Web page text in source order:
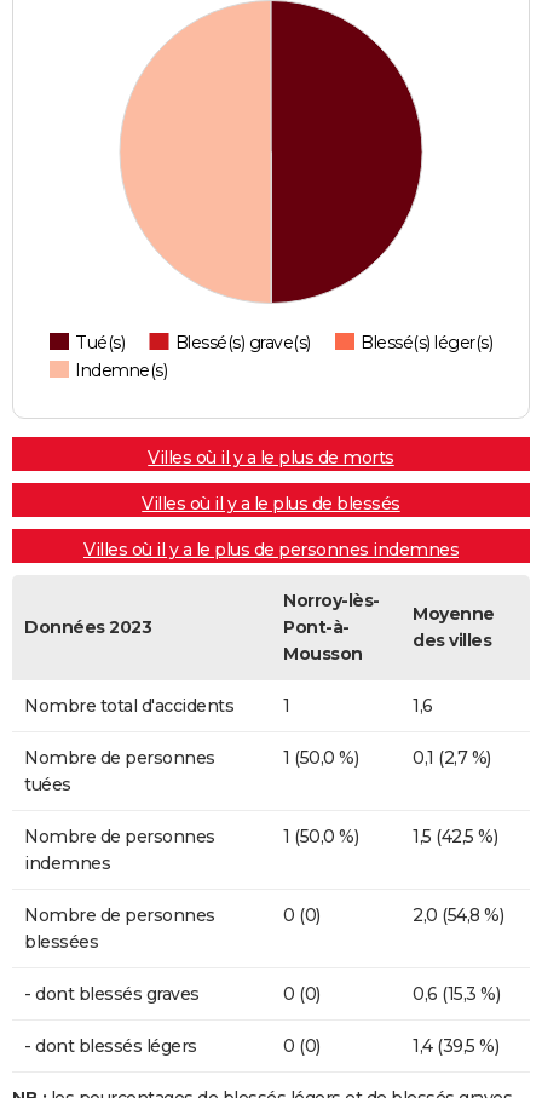
Tué(s) Blessé(s) grave(s)
Blessé(s) léger(s)
Indemne(s)
Villes où il y a le plus de morts
Villes où il y a le plus de blessés
Villes où il y a le plus de personnes indemnes
Données 2023
Norroy-lès-
Pont-à-
Mousson
Moyenne
des villes
Nombre total d'accidents 1 1,6
Nombre de personnes
tuées
1 (50,0 %) 0,1 (2,7 %)
Nombre de personnes
indemnes
1 (50,0 %) 1,5 (42,5 %)
Nombre de personnes
blessées
0 (0) 2,0 (54,8 %)
- dont blessés graves 0 (0) 0,6 (15,3 %)
- dont blessés légers 0 (0) 1,4 (39,5 %)